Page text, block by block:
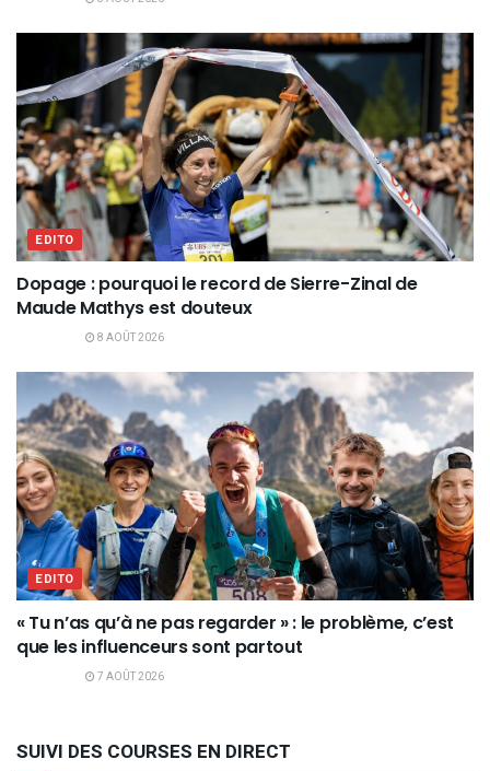
EDITO
Dopage : pourquoi le record de Sierre-Zinal de
Maude Mathys est douteux
8 AOÛT 2026
EDITO
« Tu n’as qu’à ne pas regarder » : le problème, c’est
que les influenceurs sont partout
7 AOÛT 2026
SUIVI DES COURSES EN DIRECT